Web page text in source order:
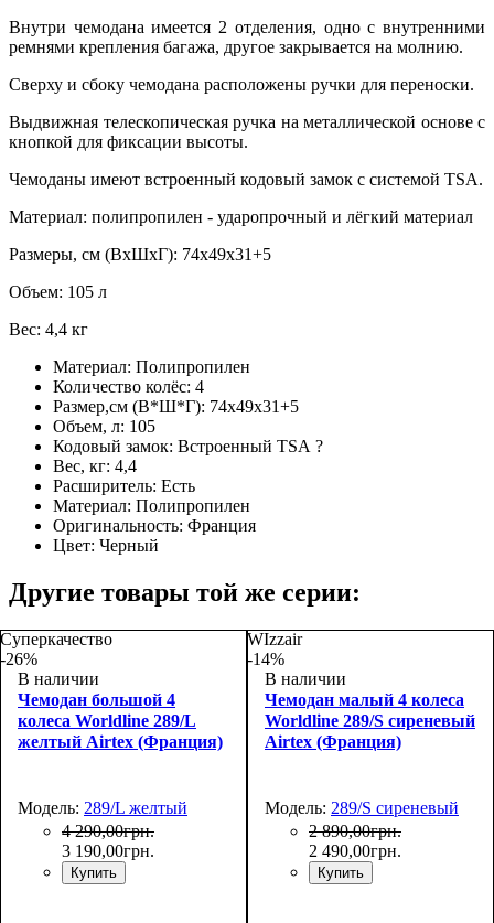
Внутри чемодана имеется 2 отделения, одно с внутренними
ремнями крепления багажа, другое закрывается на молнию.
Сверху и сбоку чемодана расположены ручки для переноски.
Выдвижная телескопическая ручка на металлической основе с
кнопкой для фиксации высоты.
Чемоданы имеют встроенный кодовый замок с системой TSA.
Материал: полипропилен - ударопрочный и лёгкий материал
Размеры, см (ВхШхГ): 74x49x31+5
Объем: 105 л
Вес: 4,4 кг
Материал: Полипропилен
Количество колёс: 4
Размер,см (В*Ш*Г): 74x49x31+5
Объем, л: 105
Кодовый замок: Встроенный TSA ?
Вес, кг: 4,4
Расширитель: Есть
Материал: Полипропилен
Оригинальность: Франция
Цвет: Черный
Другие товары той же серии:
Суперкачество
-26%
В наличии
Чемодан большой 4
колеса Worldline 289/L
желтый Airtex (Франция)
Модель: 289/L желтый
4 290,00грн.
3 190,00грн.
Купить
WIzzair
-14%
В наличии
Чемодан малый 4 колеса
Worldline 289/S сиреневый
Airtex (Франция)
Модель: 289/S сиреневый
2 890,00грн.
2 490,00грн.
Купить